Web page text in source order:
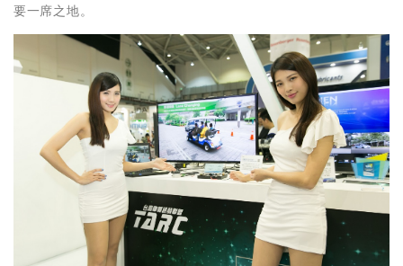
要一席之地。